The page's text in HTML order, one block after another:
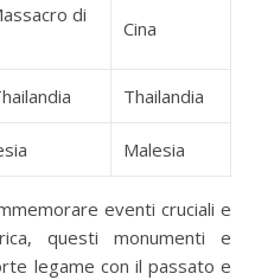
di
Cina
Thailandia
Malesia
eventi cruciali e
questi monumenti e
legame con il passato e